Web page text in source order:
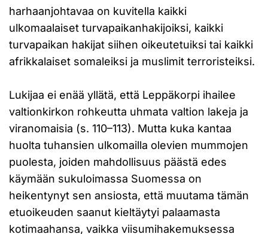
harhaanjohtavaa on kuvitella kaikki
ulkomaalaiset turvapaikanhakijoiksi, kaikki
turvapaikan hakijat siihen oikeutetuiksi tai kaikki
afrikkalaiset somaleiksi ja muslimit terroristeiksi.
Lukijaa ei enää yllätä, että Leppäkorpi ihailee
valtionkirkon rohkeutta uhmata valtion lakeja ja
viranomaisia (s. 110–113). Mutta kuka kantaa
huolta tuhansien ulkomailla olevien mummojen
puolesta, joiden mahdollisuus päästä edes
käymään sukuloimassa Suomessa on
heikentynyt sen ansiosta, että muutama tämän
etuoikeuden saanut kieltäytyi palaamasta
kotimaahansa, vaikka viisumihakemuksessa